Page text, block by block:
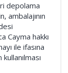
depolama
ambalajının
Cayma hakkı
ile ifasına